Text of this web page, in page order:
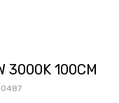
3000K 100CM